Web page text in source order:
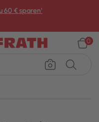
60 € sparen¹
0